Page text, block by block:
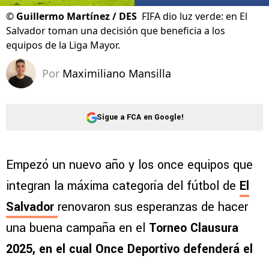
© Guillermo Martínez / DES FIFA dio luz verde: en El
Salvador toman una decisión que beneficia a los
equipos de la Liga Mayor.
Por Maximiliano Mansilla
Sigue a FCA en Google!
Empezó un nuevo año y los once equipos que
integran la máxima categoría del fútbol de El
Salvador renovaron sus esperanzas de hacer
una buena campaña en el Torneo Clausura
2025, en el cual Once Deportivo defenderá el